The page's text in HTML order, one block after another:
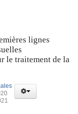
lignes
le traitement de la